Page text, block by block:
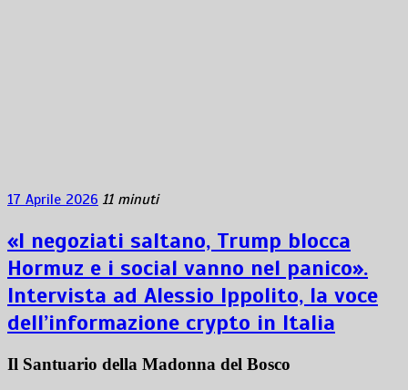
17 Aprile 2026 11 minuti
«I negoziati saltano, Trump blocca
Hormuz e i social vanno nel panico».
Intervista ad Alessio Ippolito, la voce
dell’informazione crypto in Italia
Il Santuario della Madonna del Bosco